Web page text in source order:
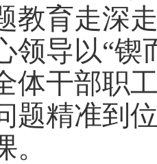
教育走深
领导以“锲
体干部职
题精准到